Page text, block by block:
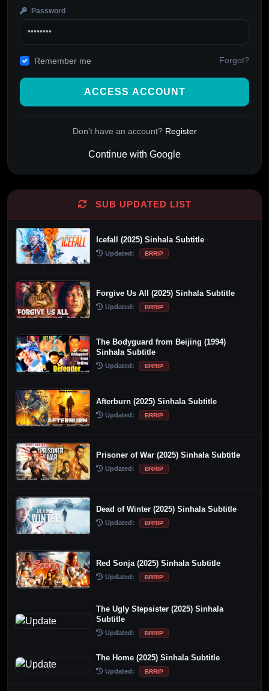
Password
Remember me Forgot?
ACCESS ACCOUNT
Don't have an account? Register
Continue with Google
SUB UPDATED LIST
Icefall (2025) Sinhala Subtitle
Updated: BRRIP
Forgive Us All (2025) Sinhala Subtitle
Updated: BRRIP
The Bodyguard from Beijing (1994)
Sinhala Subtitle
Updated: BRRIP
Afterburn (2025) Sinhala Subtitle
Updated: BRRIP
Prisoner of War (2025) Sinhala Subtitle
Updated: BRRIP
Dead of Winter (2025) Sinhala Subtitle
Updated: BRRIP
Red Sonja (2025) Sinhala Subtitle
Updated: BRRIP
The Ugly Stepsister (2025) Sinhala
Subtitle
Updated: BRRIP
The Home (2025) Sinhala Subtitle
Updated: BRRIP